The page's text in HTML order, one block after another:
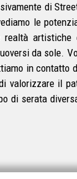
di
le
artistiche
da sole.
in contatto
valorizzare il
di serata